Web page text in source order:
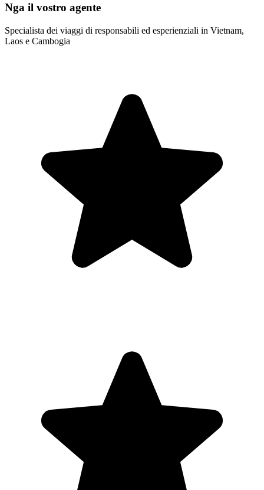
Nga il vostro agente
Specialista dei viaggi di responsabili ed esperienziali in Vietnam,
Laos e Cambogia